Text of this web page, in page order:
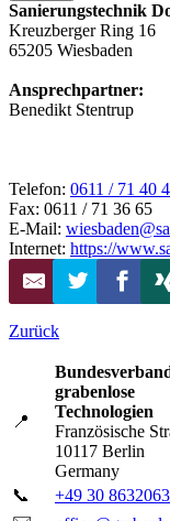
Sanierungstechnik
Kreuzberger Ring 16
65205 Wiesbaden
Ansprechpartner:
Benedikt Stentrup
Telefon: 0611 / 71 40
Fax: 0611 / 71 36 65
E-Mail:
Internet: https://
Zurück
📍
grabenlose
Technologien
Französische
10117 Berlin
Germany
📞
+49 30